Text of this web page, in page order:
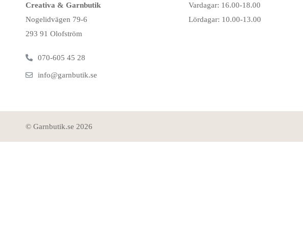
Creativa & Garnbutik
Nogelidvägen 79-6
293 91 Olofström
070-605 45 28
info@garnbutik.se
Vardagar: 16.00-18.00
Lördagar: 10.00-13.00
© Garnbutik.se 2026